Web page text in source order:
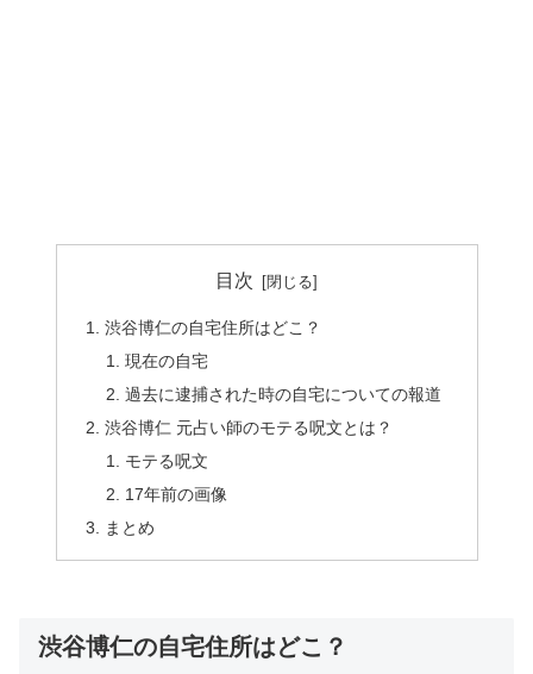
目次
渋谷博仁の自宅住所はどこ？
現在の自宅
過去に逮捕された時の自宅についての報道
渋谷博仁 元占い師のモテる呪文とは？
モテる呪文
17年前の画像
まとめ
渋谷博仁の自宅住所はどこ？